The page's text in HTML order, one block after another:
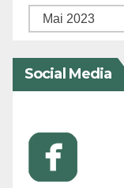
Archiv
Social Media